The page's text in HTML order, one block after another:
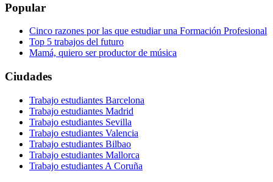
Popular
Cinco razones por las que estudiar una Formación Profesional
Top 5 trabajos del futuro
Mamá, quiero ser productor de música
Ciudades
Trabajo estudiantes Barcelona
Trabajo estudiantes Madrid
Trabajo estudiantes Sevilla
Trabajo estudiantes Valencia
Trabajo estudiantes Bilbao
Trabajo estudiantes Mallorca
Trabajo estudiantes A Coruña